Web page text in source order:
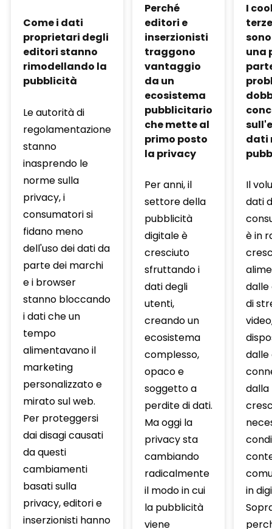
Come i dati
proprietari degli
editori stanno
rimodellando la
pubblicità
Le autorità di
regolamentazione
stanno
inasprendo le
norme sulla
privacy, i
consumatori si
fidano meno
dell'uso dei dati da
parte dei marchi
e i browser
stanno bloccando
i dati che un
tempo
alimentavano il
marketing
personalizzato e
mirato sul web.
Per proteggersi
dai disagi causati
da questi
cambiamenti
basati sulla
privacy, editori e
inserzionisti hanno
Perché
editori e
inserzionisti
traggono
vantaggio
da un
ecosistema
pubblicitario
che mette al
primo posto
la privacy
Per anni, il
settore della
pubblicità
digitale è
cresciuto
sfruttando i
dati degli
utenti,
creando un
ecosistema
complesso,
opaco e
soggetto a
perdite di dati.
Ma oggi la
privacy sta
cambiando
radicalmente
il modo in cui
la pubblicità
viene
I
una
dati
Il
dati
è in
dalle
di
dalle
dalla
in